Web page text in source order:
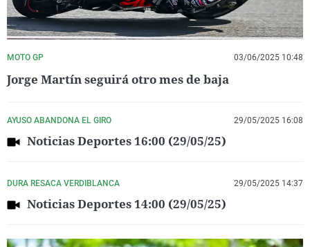
MOTO GP 03/06/2025 10:48
Jorge Martín seguirá otro mes de baja
AYUSO ABANDONA EL GIRO 29/05/2025 16:08
Noticias Deportes 16:00 (29/05/25)
DURA RESACA VERDIBLANCA 29/05/2025 14:37
Noticias Deportes 14:00 (29/05/25)